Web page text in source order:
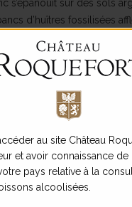
s’épanouit sur des sols
d’huîtres fossilisées
AOC Bordeaux Blanc
100%Sauvignon
9,00 €/ bouteille
Conditionnement
au site Château
et avoir connaissance
pays relative à la
alcoolisées.